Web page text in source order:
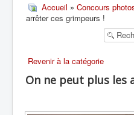
Accueil » Concours
arrêter ces grimpeurs !
Revenir à la catégorie
On ne peut plus les